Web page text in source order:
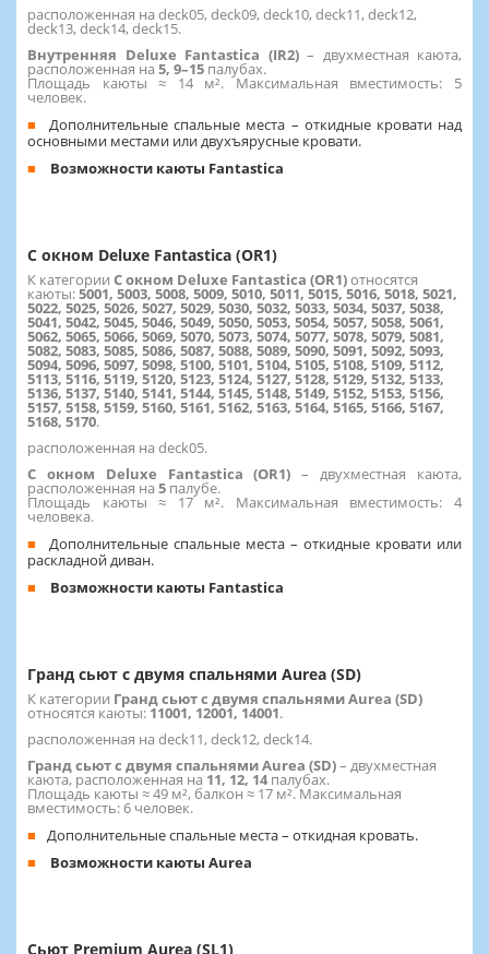
расположенная на deck05, deck09, deck10, deck11, deck12,
deck13, deck14, deck15.
Внутренняя Deluxe Fantastica (IR2) – двухместная каюта,
расположенная на 5, 9–15 палубах.
Площадь каюты ≈ 14 м². Максимальная вместимость: 5
человек.
Дополнительные спальные места – откидные кровати над
основными местами или двухъярусные кровати.
Возможности каюты Fantastica
С окном Deluxe Fantastica (OR1)
К категории С окном Deluxe Fantastica (OR1)относятся
каюты:5001, 5003, 5008, 5009, 5010, 5011, 5015, 5016, 5018, 5021,
5022, 5025, 5026, 5027, 5029, 5030, 5032, 5033, 5034, 5037, 5038,
5041, 5042, 5045, 5046, 5049, 5050, 5053, 5054, 5057, 5058, 5061,
5062, 5065, 5066, 5069, 5070, 5073, 5074, 5077, 5078, 5079, 5081,
5082, 5083, 5085, 5086, 5087, 5088, 5089, 5090, 5091, 5092, 5093,
5094, 5096, 5097, 5098, 5100, 5101, 5104, 5105, 5108, 5109, 5112,
5113, 5116, 5119, 5120, 5123, 5124, 5127, 5128, 5129, 5132, 5133,
5136, 5137, 5140, 5141, 5144, 5145, 5148, 5149, 5152, 5153, 5156,
5157, 5158, 5159, 5160, 5161, 5162, 5163, 5164, 5165, 5166, 5167,
5168, 5170.
расположенная на deck05.
С окном Deluxe Fantastica (OR1)– двухместная каюта,
расположенная на 5 палубе.
Площадь каюты ≈ 17 м². Максимальная вместимость: 4
человека.
Дополнительные спальные места – откидные кровати или
раскладной диван.
Возможности каюты Fantastica
Гранд сьют с двумя спальнями Aurea (SD)
К категории Гранд сьют с двумя спальнями Aurea (SD)
относятся каюты:11001, 12001, 14001.
расположенная на deck11, deck12, deck14.
Гранд сьют с двумя спальнями Aurea (SD)– двухместная
каюта, расположенная на 11, 12, 14палубах.
Площадь каюты ≈ 49 м², балкон ≈ 17 м². Максимальная
вместимость: 6 человек.
Дополнительные спальные места – откидная кровать.
Возможности каюты Aurea
Сьют Premium Aurea (SL1)